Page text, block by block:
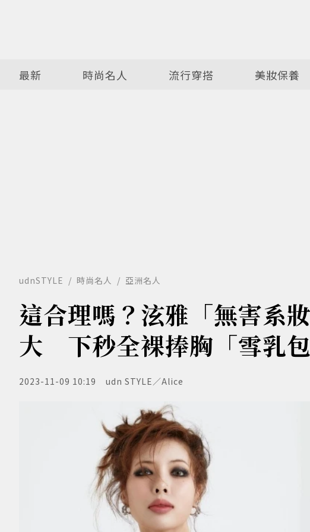
最新 時尚名人 流行穿搭 美妝保養
udnSTYLE 時尚名人 亞洲名人
這合理嗎？泫雅「無害系
大 下秒全裸捧胸「雪乳
2023-11-09 10:19 udn STYLE／Alice